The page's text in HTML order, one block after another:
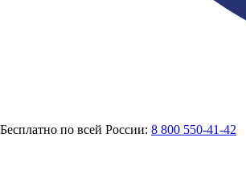
Бесплатно по всей России: 8 800 550-41-42